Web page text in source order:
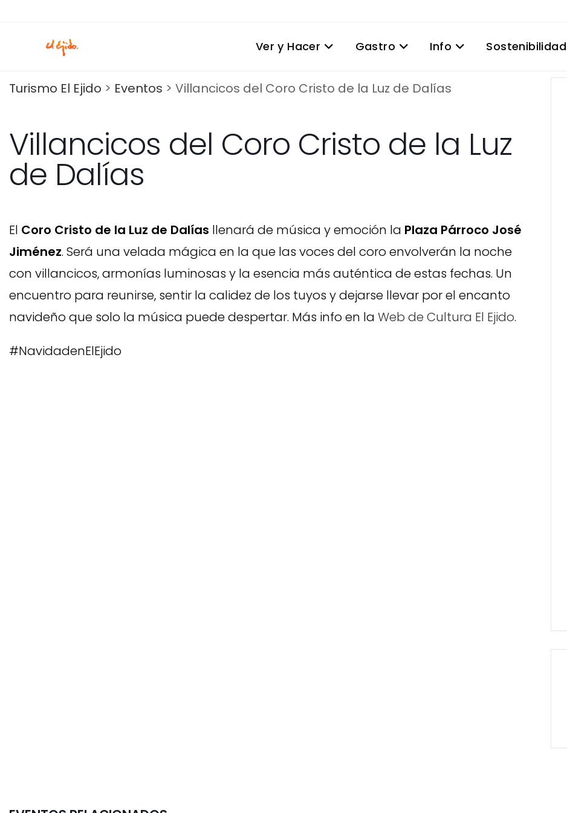
Ver y Hacer Gastro Info Sostenibilidad
Turismo El Ejido > Eventos > Villancicos del Coro Cristo de la Luz de Dalías
Villancicos del Coro Cristo de la Luz
de Dalías
El Coro Cristo de la Luz de Dalías llenará de música y emoción la Plaza Párroco José
Jiménez. Será una velada mágica en la que las voces del coro envolverán la noche
con villancicos, armonías luminosas y la esencia más auténtica de estas fechas. Un
encuentro para reunirse, sentir la calidez de los tuyos y dejarse llevar por el encanto
navideño que solo la música puede despertar. Más info en la Web de Cultura El Ejido.
#NavidadenElEjido